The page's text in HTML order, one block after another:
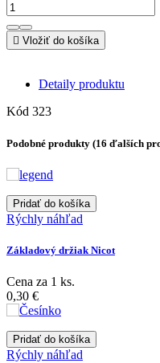
 Vložiť do košíka
Detaily produktu
Kód 323
Podobné produkty (16 ďalších
Pridať do košíka
Rýchly náhľad
Základový držiak Nicot
Cena za 1 ks.
0,30 €
Pridať do košíka
Rýchly náhľad